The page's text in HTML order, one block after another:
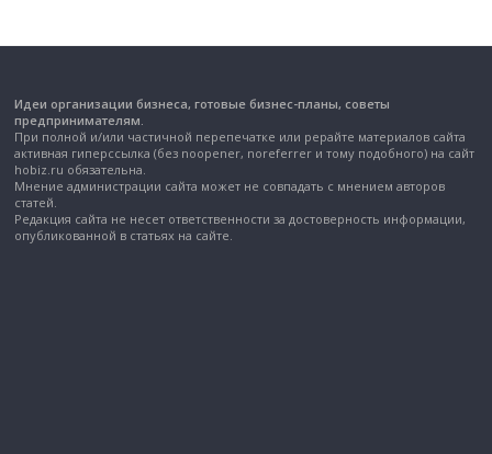
Идеи организации бизнеса, готовые бизнес-планы, советы
предпринимателям.
При полной и/или частичной перепечатке или рерайте материалов сайта
активная гиперссылка (без noopener, noreferrer и тому подобного) на сайт
hobiz.ru обязательна.
Мнение администрации сайта может не совпадать с мнением авторов
статей.
Редакция сайта не несет ответственности за достоверность информации,
опубликованной в статьях на сайте.